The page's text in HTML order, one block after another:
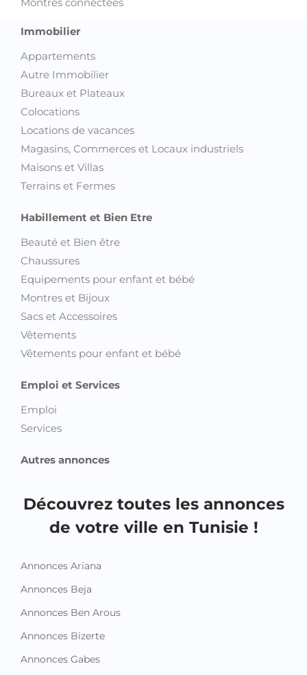
Montres connectées
Immobilier
Appartements
Autre Immobilier
Bureaux et Plateaux
Colocations
Locations de vacances
Magasins, Commerces et Locaux industriels
Maisons et Villas
Terrains et Fermes
Habillement et Bien Etre
Beauté et Bien être
Chaussures
Equipements pour enfant et bébé
Montres et Bijoux
Sacs et Accessoires
Vêtements
Vêtements pour enfant et bébé
Emploi et Services
Emploi
Services
Autres annonces
Découvrez toutes les annonces
de votre ville en Tunisie !
Annonces Ariana
Annonces Beja
Annonces Ben Arous
Annonces Bizerte
Annonces Gabes